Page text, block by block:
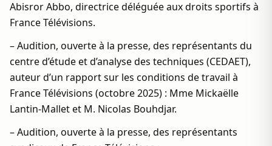
Abisror Abbo, directrice déléguée aux droits sportifs à
France Télévisions.
– Audition, ouverte à la presse, des représentants du
centre d’étude et d’analyse des techniques (CEDAET),
auteur d’un rapport sur les conditions de travail à
France Télévisions (octobre 2025) : Mme Mickaëlle
Lantin-Mallet et M. Nicolas Bouhdjar.
– Audition, ouverte à la presse, des représentants